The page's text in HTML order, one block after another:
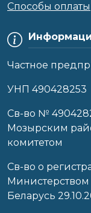
Частное
УНП 490428253
Cв-во №
Мозырским
комитетом
Св-во о
Беларусь
Способы оплаты